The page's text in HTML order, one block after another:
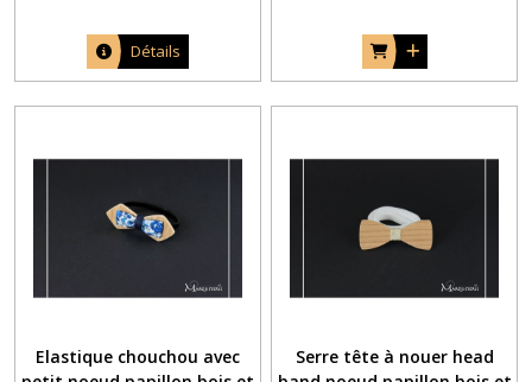
Détails
Elastique chouchou avec
Serre tête à nouer head